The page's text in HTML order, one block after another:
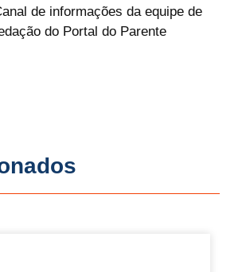
de informações da equipe de
do Portal do Parente